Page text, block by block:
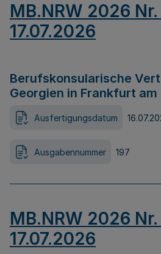
MB.NRW 2026 Nr.
17.07.2026
Berufskonsularische
Georgien in Frankfurt am
Ausfertigungsdatum
Ausgabennummer 197
MB.NRW 2026
17.07.2026